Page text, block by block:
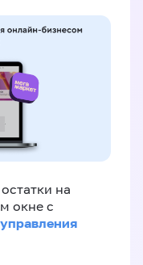
на
окне с
управления